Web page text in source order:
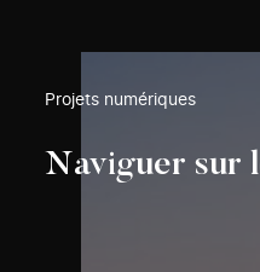
Projets numériques
Naviguer sur